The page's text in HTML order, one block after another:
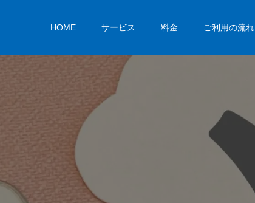
HOME サービス 料金 ご利用の流れ